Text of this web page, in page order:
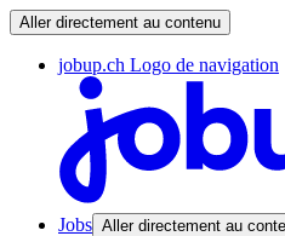
Aller directement au contenu
jobup.ch Logo de navigation
Jobs Aller directement au